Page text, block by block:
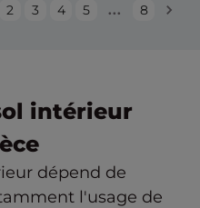
2 3 4 5 ... 8
intérieur
dépend de
l'usage de